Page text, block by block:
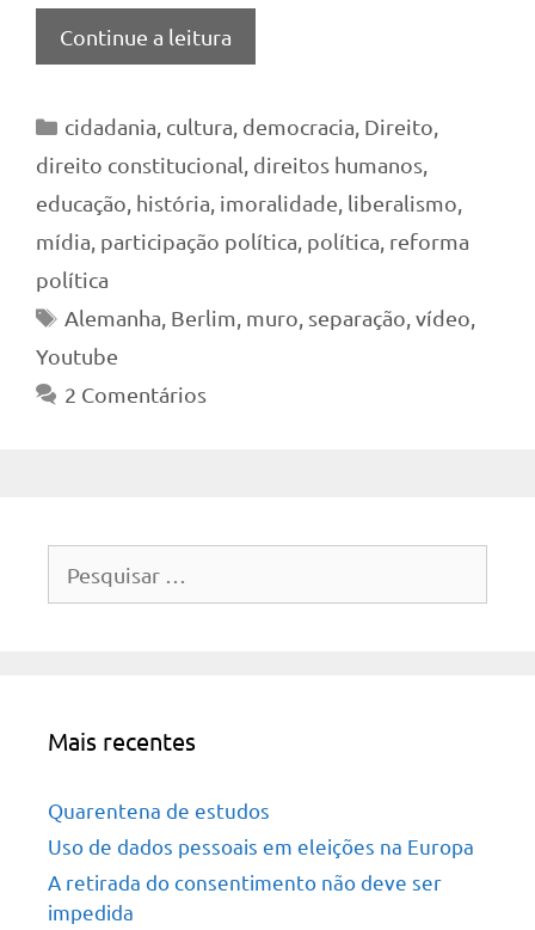
Continue a leitura
Categorias
cidadania cultura democracia Direito
direito constitucional direitos humanos
educação história imoralidade liberalismo
mídia participação política política reforma
política
Tags
Alemanha Berlim muro separação vídeo
Youtube
2 Comentários
por:
Mais recentes
Quarentena de estudos
Uso de dados pessoais em eleições na Europa
A retirada do consentimento não deve ser
impedida